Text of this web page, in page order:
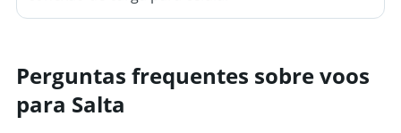
Perguntas frequentes sobre voos
para Salta